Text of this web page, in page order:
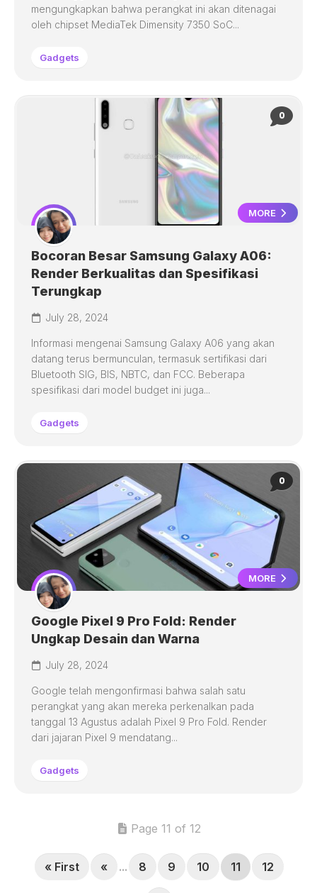
mengungkapkan bahwa perangkat ini akan ditenagai
oleh chipset MediaTek Dimensity 7350 SoC...
Gadgets
0
MORE
Bocoran Besar Samsung Galaxy A06:
Render Berkualitas dan Spesifikasi
Terungkap
July 28, 2024
Informasi mengenai Samsung Galaxy A06 yang akan
datang terus bermunculan, termasuk sertifikasi dari
Bluetooth SIG, BIS, NBTC, dan FCC. Beberapa
spesifikasi dari model budget ini juga...
Gadgets
0
MORE
Google Pixel 9 Pro Fold: Render
Ungkap Desain dan Warna
July 28, 2024
Google telah mengonfirmasi bahwa salah satu
perangkat yang akan mereka perkenalkan pada
tanggal 13 Agustus adalah Pixel 9 Pro Fold. Render
dari jajaran Pixel 9 mendatang...
Gadgets
Page 11 of 12
« First « ... 8 9 10 11 12